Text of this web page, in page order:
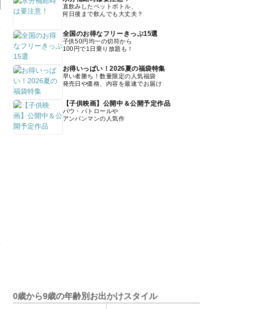
直飲みしたペットボトル、
何日後まで飲んでも大丈夫？
全国のお得なフリーきっぷ15選
子供50円均一の切符から
100円で1日乗り放題も！
お得いっぱい！2026夏の福袋特集
早い者勝ち！数量限定の人気福袋
発売日や価格、内容を最速でお届け
【子供映画】公開中＆公開予定作品
パウ・パトロールや
アンパンマンの人気作
0歳から9歳の年齢別お出かけスタイル